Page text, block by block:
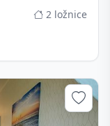
2 ložnice